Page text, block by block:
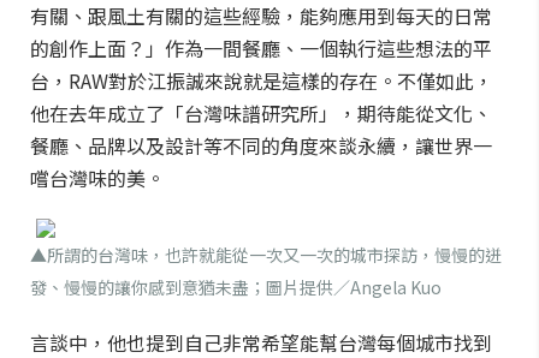
有關、跟風土有關的這些經驗，能夠應用到每天的日常
的創作上面？」作為一間餐廳、一個執行這些想法的平
台，RAW對於江振誠來說就是這樣的存在。不僅如此，
他在去年成立了「台灣味譜研究所」，期待能從文化、
餐廳、品牌以及設計等不同的角度來談永續，讓世界一
嚐台灣味的美。
▲所謂的台灣味，也許就能從一次又一次的城市探訪，慢慢的迸
發、慢慢的讓你感到意猶未盡；圖片提供／Angela Kuo
言談中，他也提到自己非常希望能幫台灣每個城市找到